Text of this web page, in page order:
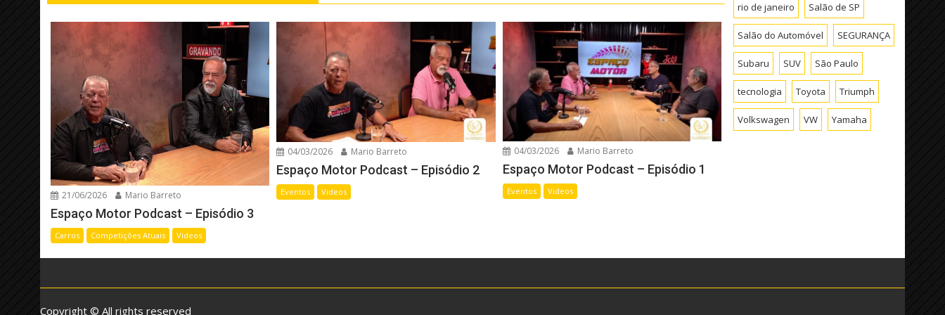
21/06/2026 Mario Barreto
Espaço Motor Podcast – Episódio 3
Carros Competições Atuais Videos
04/03/2026 Mario Barreto
Espaço Motor Podcast – Episódio 2
Eventos Videos
04/03/2026 Mario Barreto
Espaço Motor Podcast – Episódio 1
Eventos Videos
rio de janeiro Salão de SP
Salão do Automóvel SEGURANÇA
Subaru SUV São Paulo
tecnologia Toyota Triumph
Volkswagen VW Yamaha
Copyright © All rights reserved